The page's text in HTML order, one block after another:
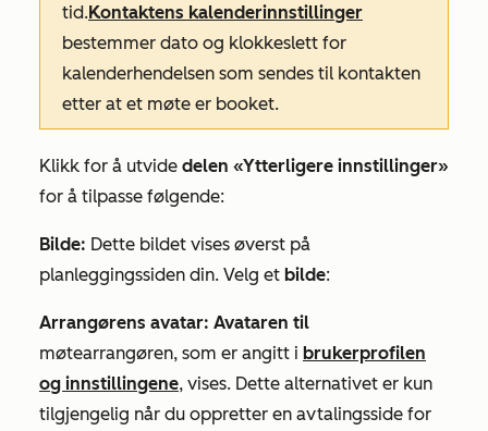
tid.Kontaktens kalenderinnstillinger
bestemmer dato og klokkeslett for
kalenderhendelsen som sendes til kontakten
etter at et møte er booket.
Klikk for å utvide delen «Ytterligere innstillinger»
for å tilpasse følgende:
Bilde: Dette bildet vises øverst på
planleggingssiden din. Velg et bilde:
Arrangørens avatar: Avataren til
møtearrangøren, som er angitt i brukerprofilen
og innstillingene, vises. Dette alternativet er kun
tilgjengelig når du oppretter en avtalingsside for